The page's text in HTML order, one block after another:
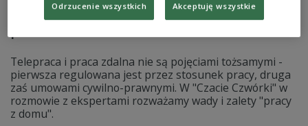
Praca zdalna. Czy stanie się bardziej
powszechna?
Telepraca i praca zdalna nie są pojęciami tożsamymi -
pierwsza regulowana jest przez stosunek pracy, druga
zaś umowami cywilno-prawnymi. W "Czacie Czwórki" w
rozmowie z ekspertami rozważamy wady i zalety "pracy
z domu".
Odrzucenie wszystkich Akceptuję wszystkie